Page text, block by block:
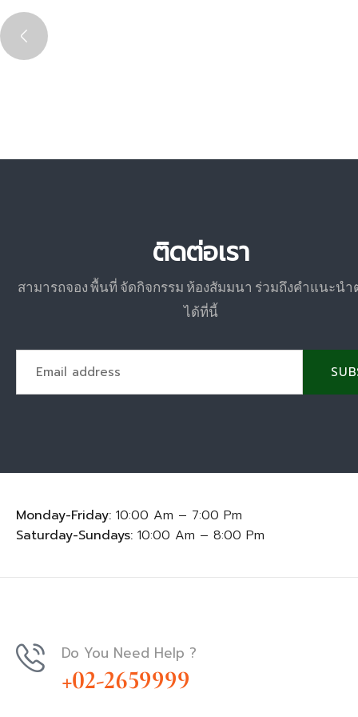
ติดต่อเรา
สามารถจอง พื้นที่ จัดกิจกรรม ห้องสัมมนา ร่วมถึงคำแนะนำ
ได้ที่นี้
Monday-Friday: 10:00 Am – 7:00 Pm
Saturday-Sundays: 10:00 Am – 8:00 Pm
Do You Need Help ?
+02-2659999